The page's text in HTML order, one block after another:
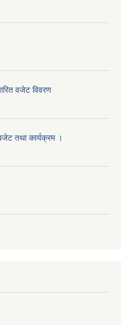
वजेट विवरण
तथा कार्यक्रम ।